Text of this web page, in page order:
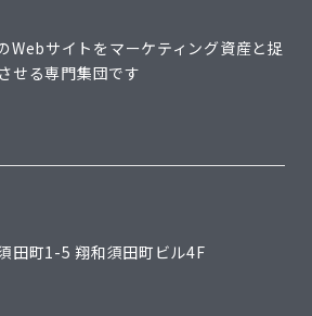
Webサイトをマーケティング資産と捉
せる専門集団です
田町1-5 翔和須田町ビル4F